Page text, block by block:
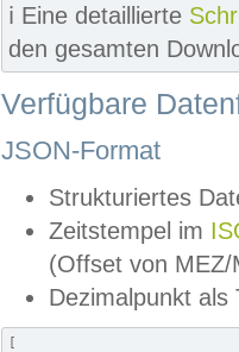
ℹ️ Eine detaillierte
den gesamten
Verfügbare
JSON-Format
Strukturiertes
Zeitstempel im
(Offset von MEZ/
Dezimalpunkt als
[